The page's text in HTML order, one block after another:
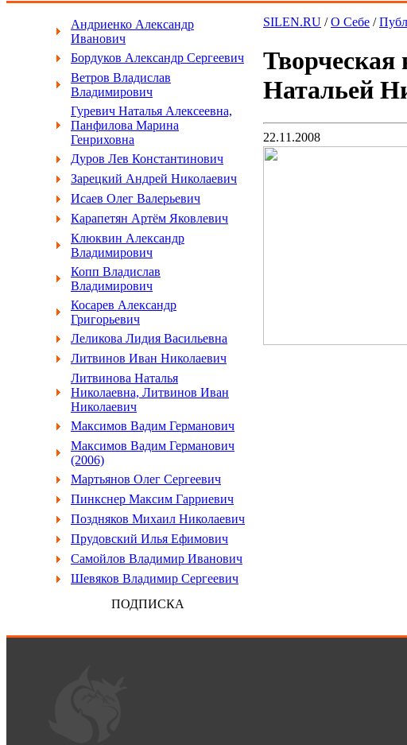
Андриенко Александр
Иванович
Бордуков Александр Сергеевич
Ветров Владислав
Владимирович
Гуревич Наталья Алексеевна,
Панфилова Марина
Генриховна
Дуров Лев Константинович
Зарецкий Андрей Николаевич
Исаев Олег Валерьевич
Карапетян Артём Яковлевич
Клюквин Александр
Владимирович
Копп Владислав
Владимирович
Косарев Александр
Григорьевич
Леликова Лидия Васильевна
Литвинов Иван Николаевич
Литвинова Наталья
Николаевна, Литвинов Иван
Николаевич
Максимов Вадим Германович
Максимов Вадим Германович
(2006)
Мартьянов Олег Сергеевич
Пинкснер Максим Гарриевич
Поздняков Михаил Николаевич
Прудовский Илья Ефимович
Самойлов Владимир Иванович
Шевяков Владимир Сергеевич
ПОДПИСКА
SILEN.RU /О Себе /
Творческая
Натальей
22.11.2008